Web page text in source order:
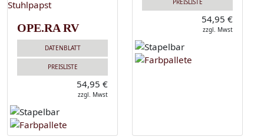
OPE.RA RV
DATENBLATT
PREISLISTE
54,95 €
zzgl. Mwst
PREISLISTE
54,95 €
zzgl. Mwst